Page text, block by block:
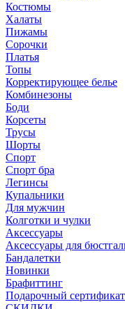
Костюмы
Халаты
Пижамы
Сорочки
Платья
Топы
Корректирующее белье
Комбинезоны
Боди
Корсеты
Трусы
Шорты
Спорт
Спорт бра
Легинсы
Купальники
Для мужчин
Колготки и чулки
Аксессуары
Аксессуары для
Бандалетки
Новинки
Брафиттинг
Подарочный сертификат